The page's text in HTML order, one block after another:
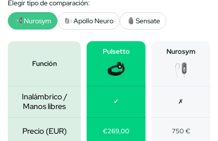
Elegir tipo de comparación:
Nurosym Apollo Neuro Sensate
Función
Pulsetto Nurosym
Inalámbrico /
Manos libres
✓ ✗
Precio (EUR) €269,00 750 €